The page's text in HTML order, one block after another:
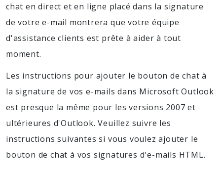
chat en direct et en ligne placé dans la signature
de votre e-mail montrera que votre équipe
d'assistance clients est prête à aider à tout
moment.
Les instructions pour ajouter le bouton de chat à
la signature de vos e-mails dans Microsoft Outlook
est presque la même pour les versions 2007 et
ultérieures d'Outlook. Veuillez suivre les
instructions suivantes si vous voulez ajouter le
bouton de chat à vos signatures d'e-mails HTML.